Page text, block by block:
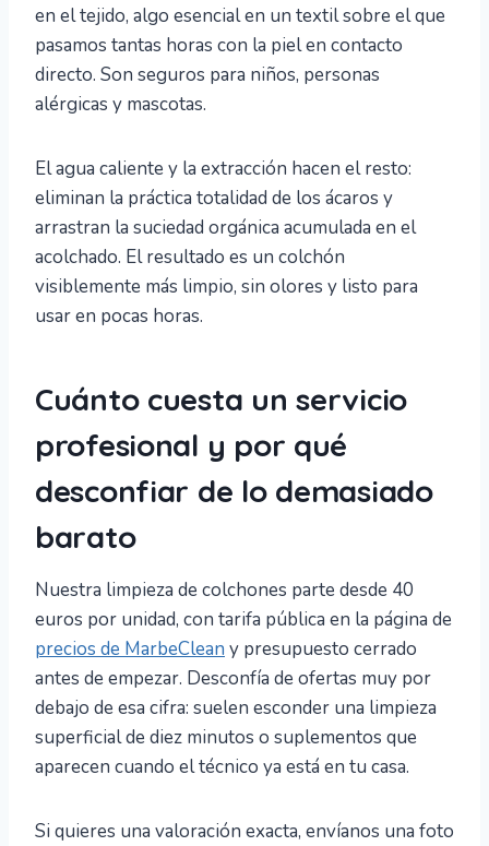
en el tejido, algo esencial en un textil sobre el que
pasamos tantas horas con la piel en contacto
directo. Son seguros para niños, personas
alérgicas y mascotas.
El agua caliente y la extracción hacen el resto:
eliminan la práctica totalidad de los ácaros y
arrastran la suciedad orgánica acumulada en el
acolchado. El resultado es un colchón
visiblemente más limpio, sin olores y listo para
usar en pocas horas.
Cuánto cuesta un servicio
profesional y por qué
desconfiar de lo demasiado
barato
Nuestra limpieza de colchones parte desde 40
euros por unidad, con tarifa pública en la página de
precios de MarbeClean y presupuesto cerrado
antes de empezar. Desconfía de ofertas muy por
debajo de esa cifra: suelen esconder una limpieza
superficial de diez minutos o suplementos que
aparecen cuando el técnico ya está en tu casa.
Si quieres una valoración exacta, envíanos una foto